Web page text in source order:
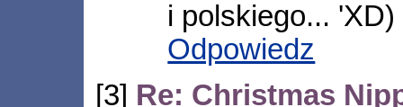
i polskiego... 'XD)
Odpowiedz
[3] Re: Christmas